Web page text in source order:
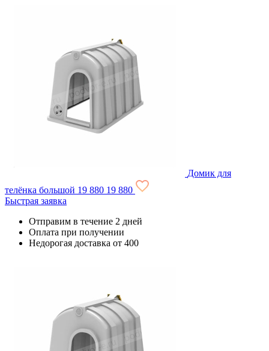
Домик для
телёнка большой 19 880 19 880
Быстрая заявка
Отправим в течение 2 дней
Оплата при получении
Недорогая доставка от 400